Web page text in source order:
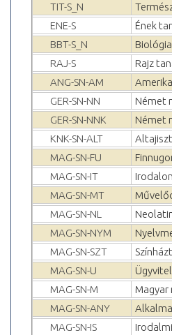
TIT-S_N
ENE-S
Ének
BBT-S_N
RAJ-S
Rajz
ANG-SN-AM
GER-SN-NN
Német
GER-SN-NNK
Német
KNK-SN-ALT
MAG-SN-FU
MAG-SN-IT
MAG-SN-MT
MAG-SN-NL
MAG-SN-NYM
MAG-SN-SZT
MAG-SN-U
MAG-SN-M
Magyar
MAG-SN-ANY
MAG-SN-IS